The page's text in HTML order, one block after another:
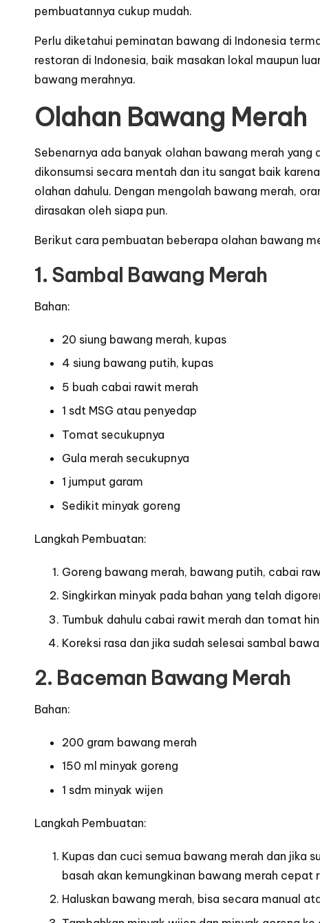
pembuatannya cukup mudah.
Perlu diketahui peminatan bawang di Indonesia
restoran di Indonesia, baik masakan lokal maupun
bawang merahnya.
Olahan Bawang Merah
Sebenarnya ada banyak olahan bawang merah
dikonsumsi secara mentah dan itu sangat baik
olahan dahulu. Dengan mengolah bawang merah,
dirasakan oleh siapa pun.
Berikut cara pembuatan beberapa olahan bawang
1. Sambal Bawang Merah
Bahan:
20 siung bawang merah, kupas
4 siung bawang putih, kupas
5 buah cabai rawit merah
1 sdt MSG atau penyedap
Tomat secukupnya
Gula merah secukupnya
1 jumput garam
Sedikit minyak goreng
Langkah Pembuatan:
Goreng bawang merah, bawang putih, cabai
Singkirkan minyak pada bahan yang telah
Tumbuk dahulu cabai rawit merah dan tomat
Koreksi rasa dan jika sudah selesai sambal
2. Baceman Bawang Merah
Bahan:
200 gram bawang merah
150 ml minyak goreng
1 sdm minyak wijen
Langkah Pembuatan:
Kupas dan cuci semua bawang merah dan jika
basah akan kemungkinan bawang merah cepat
Haluskan bawang merah, bisa secara manual